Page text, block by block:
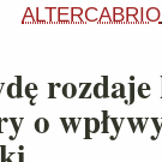
ALTERCABRIO
o